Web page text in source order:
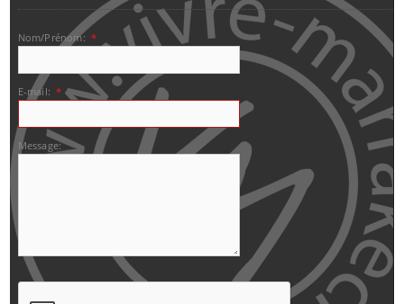
Nom/Prénom: *
E-mail: *
Message: